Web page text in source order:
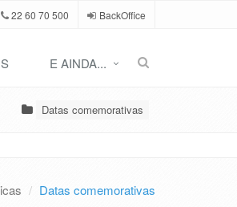
22 60 70 500 BackOffice
E AINDA...
Datas comemorativas
Datas comemorativas